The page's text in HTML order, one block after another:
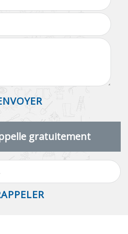
gratuitement